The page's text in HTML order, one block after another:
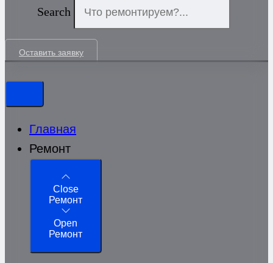
Search
Оставить заявку
Главная
Ремонт
Close
Ремонт
Open
Ремонт